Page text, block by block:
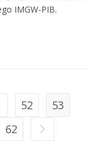
IMGW-PIB.
52
53
62